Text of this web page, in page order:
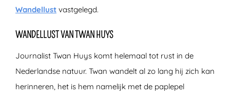
Wandellust vastgelegd.
WANDELLUST VAN TWAN HUYS
Journalist Twan Huys komt helemaal tot rust in de
Nederlandse natuur. Twan wandelt al zo lang hij zich kan
herinneren, het is hem namelijk met de paplepel